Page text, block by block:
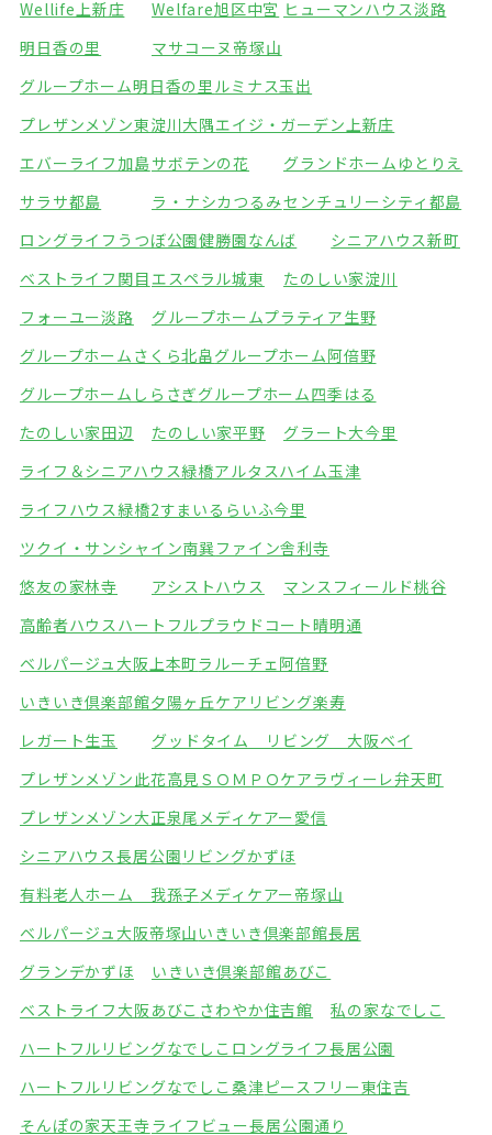
Wellife上新庄
Welfare旭区中宮 ヒューマンハウス淡路
明日香の里
マサコーヌ帝塚山
グループホーム明日香の里 ルミナス玉出
プレザンメゾン東淀川大隅エイジ・ガーデン上新庄
エバーライフ加島サボテンの花
グランドホームゆとりえ
サラサ都島
ラ・ナシカつるみセンチュリーシティ都島
ロングライフうつぼ公園健勝園なんば
シニアハウス新町
ベストライフ関目エスペラル城東
たのしい家淀川
フォーユー淡路
グループホームプラティア生野
グループホームさくら北畠グループホーム阿倍野
グループホームしらさぎグループホーム四季はる
たのしい家田辺
たのしい家平野
グラート大今里
ライフ＆シニアハウス緑橋アルタスハイム玉津
ライフハウス緑橋2すまいるらいふ今里
ツクイ・サンシャイン南巽ファイン舎利寺
悠友の家林寺
アシストハウス
マンスフィールド桃谷
高齢者ハウスハートフルプラウドコート晴明通
ベルパージュ大阪上本町ラルーチェ阿倍野
いきいき倶楽部館夕陽ヶ丘ケアリビング楽寿
レガート生玉
グッドタイム リビング 大阪ベイ
プレザンメゾン此花高見 ＳＯＭＰＯケアラヴィーレ弁天町
プレザンメゾン大正泉尾 メディケアー愛信
シニアハウス長居公園 リビングかずほ
有料老人ホーム 我孫子メディケアー帝塚山
ベルパージュ大阪帝塚山いきいき倶楽部館長居
グランデかずほ
いきいき倶楽部館あびこ
ベストライフ大阪あびこ さわやか住吉館
私の家なでしこ
ハートフルリビングなでしこ ロングライフ長居公園
ハートフルリビングなでしこ桑津ピースフリー東住吉
そんぽの家天王寺ライフビュー長居公園通り